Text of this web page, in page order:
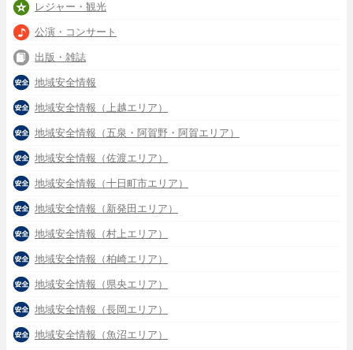
レジャー・観光
公演・コンサート
出版・雑誌
地域安全情報
地域安全情報（上越エリア）
地域安全情報（五泉・阿賀野・阿賀エリア）
地域安全情報（佐渡エリア）
地域安全情報（十日町市エリア）
地域安全情報（新発田エリア）
地域安全情報（村上エリア）
地域安全情報（柏崎エリア）
地域安全情報（県央エリア）
地域安全情報（長岡エリア）
地域安全情報（魚沼エリア）